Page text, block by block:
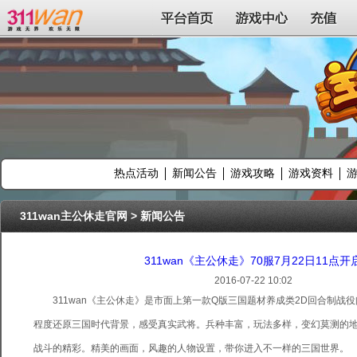
311wan平台 平台首页 游戏中心 充值
热点活动 新闻公告 游戏攻略 游戏资料
311wan主公休走官网>新闻公告
311wan《主公休走》70服7月22日11点开
2016-07-22 10:02
311wan《主公休走》是市面上第一款Q版三国题材养成类2D回合制战役
程度还原三国时代背景，感受真实武将。兵种丰富，玩法多样，变幻莫测的
战斗的精彩。精美的画面，风趣的人物设置，带你进入不一样的三国世界。